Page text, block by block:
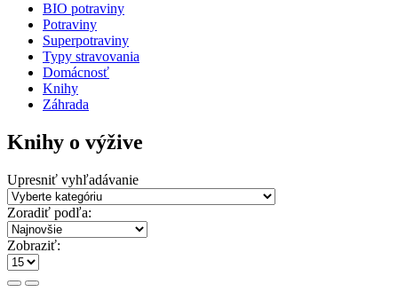
BIO potraviny
Potraviny
Superpotraviny
Typy stravovania
Domácnosť
Knihy
Záhrada
Knihy o výžive
Upresniť vyhľadávanie
Zoradiť podľa:
Zobraziť: